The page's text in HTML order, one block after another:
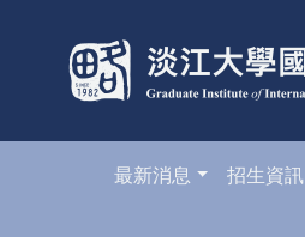
最新消息 招生資訊